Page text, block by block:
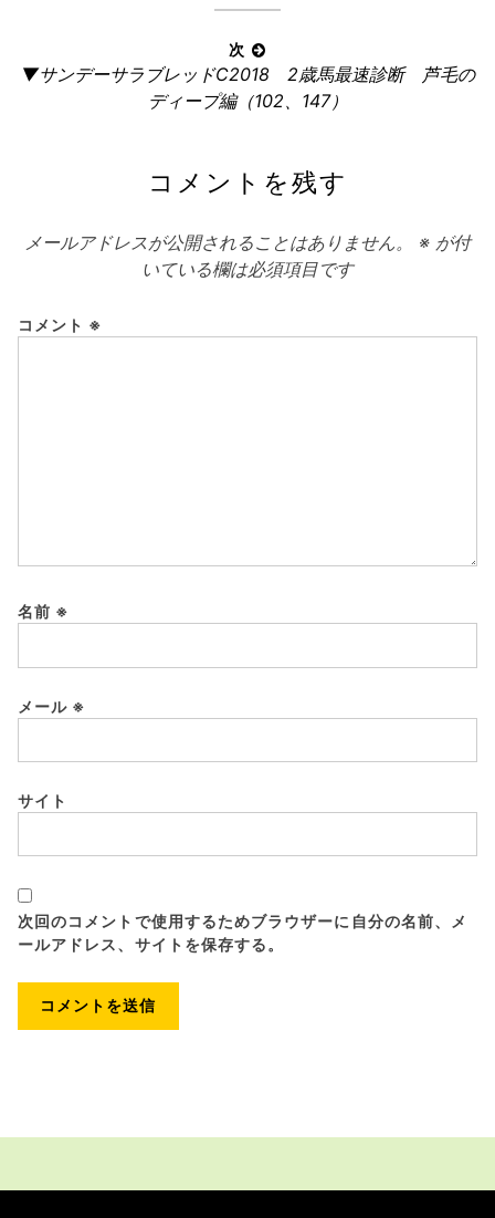
ー
次
次
▼サンデーサラブレッドC2018 2歳馬最速診断 芦毛の
ディープ編（102、147）
コメントを残す
メールアドレスが公開されることはありません。 ※ が付
いている欄は必須項目です
コメント ※
名前 ※
メール ※
サイト
次回のコメントで使用するためブラウザーに自分の名前、メ
ールアドレス、サイトを保存する。